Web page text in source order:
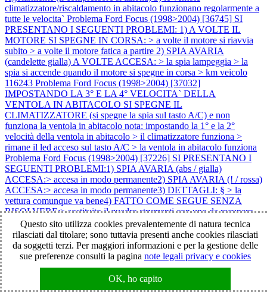
climatizzatore/riscaldamento in abitacolo funzionano regolarmente a
tutte le velocita` Problema Ford Focus (1998>2004) [36745] SI
PRESENTANO I SEGUENTI PROBLEMI: 1) A VOLTE IL
MOTORE SI SPEGNE IN CORSA: > a volte il motore si riavvia
subito > a volte il motore fatica a partire 2) SPIA AVARIA
(candelette gialla) A VOLTE ACCESA: > la spia lampeggia > la
spia si accende quando il motore si spegne in corsa > km veicolo
116243 Problema Ford Focus (1998>2004) [37032]
IMPOSTANDO LA 3° E LA 4° VELOCITA` DELLA
VENTOLA IN ABITACOLO SI SPEGNE IL
CLIMATIZZATORE (si spegne la spia sul tasto A/C) e non
funziona la ventola in abitacolo nota: impostando la 1° e la 2°
velocità della ventola in abitacolo > il climatizzatore funziona >
rimane il led acceso sul tasto A/C > la ventola in abitacolo funziona
Problema Ford Focus (1998>2004) [37226] SI PRESENTANO I
SEGUENTI PROBLEMI:1) SPIA AVARIA (abs / gialla)
ACCESA:> accesa in modo permanente2) SPIA AVARIA (! / rossa)
ACCESA:> accesa in modo permanente3) DETTAGLI: § > la
vettura comunque va bene4) FATTO COME SEGUE SENZA
RISOLVERE:> sostituito il quadro strumenti con uno da recupero
5) CASI:> 1 caso capitato § > km veicolo 180000 §Problema Ford
Focus (1998>2004) [37514] SI PRESENTANO I SEGUENTI
PROBLEMI: 1) IL MOTORE NON SI AVVIA: > il motore parte
ma si spegne subito 2) SPIA AVARIA (candelette gialla)
potenza 4) ATTENZIONE: > il problema è sorto dopo che il veicolo
è rimasto fermo con la batteria scollegata per circa 20 giorni note: 1)
Questo sito utilizza cookies prevalentemente di natura tecnica
rilasciati dal titolare; sono tuttavia presenti anche cookies rilasciati
da soggetti terzi. Per maggiori informazioni e per la gestione delle
sue preferenze consulti la pagina note legali privacy e cookies
OK, ho capito